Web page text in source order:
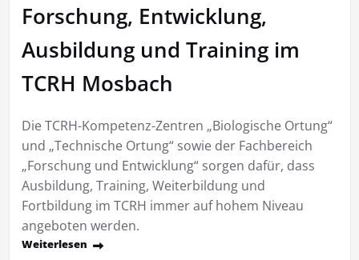
Forschung, Entwicklung,
Ausbildung und Training im
TCRH Mosbach
Die TCRH-Kompetenz-Zentren „Biologische Ortung“
und „Technische Ortung“ sowie der Fachbereich
„Forschung und Entwicklung“ sorgen dafür, dass
Ausbildung, Training, Weiterbildung und
Fortbildung im TCRH immer auf hohem Niveau
angeboten werden.
Weiterlesen